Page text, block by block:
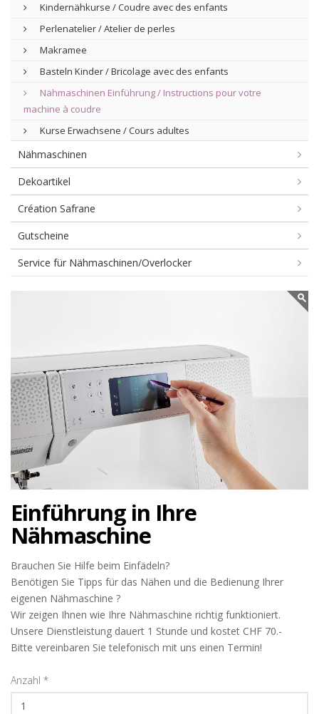
Kindernähkurse / Coudre avec des enfants
Perlenatelier / Atelier de perles
Makramee
Basteln Kinder / Bricolage avec des enfants
Nähmaschinen Einführung / Instructions pour votre
machine à coudre
Kurse Erwachsene / Cours adultes
Nähmaschinen
Dekoartikel
Création Safrane
Gutscheine
Service für Nähmaschinen/Overlocker
Einführung in Ihre
Nähmaschine
Brauchen Sie Hilfe beim Einfädeln?
Benötigen Sie Tipps für das Nähen und die Bedienung Ihrer
eigenen Nähmaschine ?
Wir zeigen Ihnen wie Ihre Nähmaschine richtig funktioniert.
Unsere Dienstleistung dauert 1 Stunde und kostet CHF 70.-
Bitte vereinbaren Sie telefonisch mit uns einen Termin!
Anzahl *